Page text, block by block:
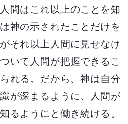
間はこれ以上のことを知
神の示されたことだけを
それ以上人間に見せなけ
いて人間が把握できるこ
れる。だから、神は自分
が深まるように、人間が
るようにと働き続ける。